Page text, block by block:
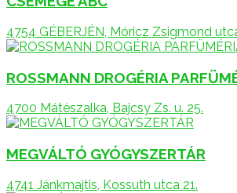
4754 GÉBERJÉN, Móricz Zsigmond
ROSSMANN DROGÉRIA
4700 Mátészalka, Bajcsy Zs. u. 25.
MEGVÁLTÓ GYÓGYSZERTÁR
4741 Jánkmajtis, Kossuth utca 21.